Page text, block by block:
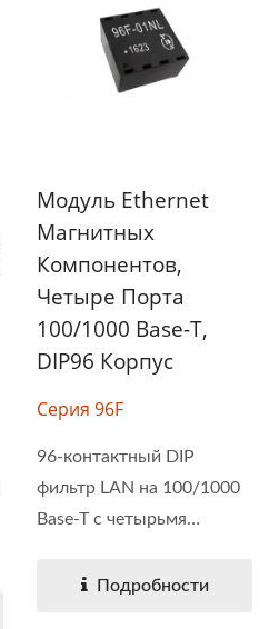
Модуль Ethernet
Магнитных
Компонентов,
Четыре Порта
100/1000 Base-T,
DIP96 Корпус
Серия 96F
96-контактный DIP
фильтр LAN на 100/1000
Base-T с четырьмя
Подробности